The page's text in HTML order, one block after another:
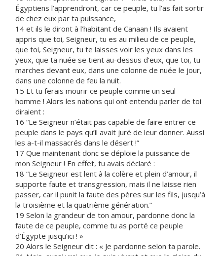
Égyptiens l’apprendront, car ce peuple, tu l’as fait sortir
de chez eux par ta puissance,
14 et ils le diront à l’habitant de Canaan ! Ils avaient
appris que toi, Seigneur, tu es au milieu de ce peuple,
que toi, Seigneur, tu te laisses voir les yeux dans les
yeux, que ta nuée se tient au-dessus d’eux, que toi, tu
marches devant eux, dans une colonne de nuée le jour,
dans une colonne de feu la nuit.
15 Et tu ferais mourir ce peuple comme un seul
homme ! Alors les nations qui ont entendu parler de toi
diraient :
16 “Le Seigneur n’était pas capable de faire entrer ce
peuple dans le pays qu’il avait juré de leur donner. Aussi
les a-t-il massacrés dans le désert !”
17 Que maintenant donc se déploie la puissance de
mon Seigneur ! En effet, tu avais déclaré :
18 “Le Seigneur est lent à la colère et plein d’amour, il
supporte faute et transgression, mais il ne laisse rien
passer, car il punit la faute des pères sur les fils, jusqu’à
la troisième et la quatrième génération.”
19 Selon la grandeur de ton amour, pardonne donc la
faute de ce peuple, comme tu as porté ce peuple
d’Égypte jusqu’ici ! »
20 Alors le Seigneur dit : « Je pardonne selon ta parole.